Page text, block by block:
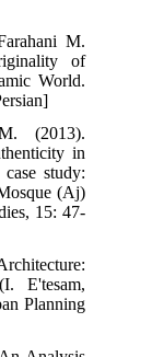
M.
of
World.
(2013).
in
study:
(Aj)
15: 47-
E'tesam,
Planning